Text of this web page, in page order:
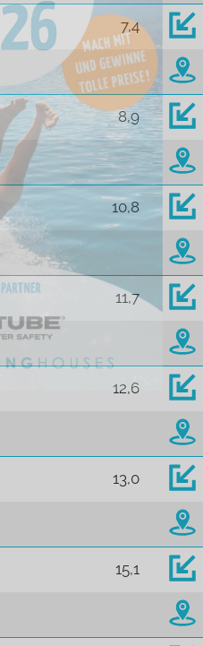
7,4
8,9
10,8
11,7
12,6
13,0
15,1